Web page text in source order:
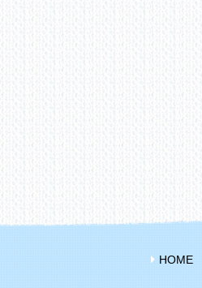
ずっと彼女がいないあな
諸富祥彦
HOME